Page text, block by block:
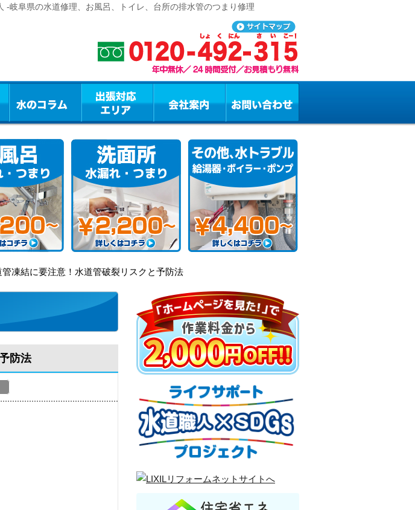
岐阜県の水道修理、お風呂、トイレ、台所の排水管のつまり修理
凍結に要注意！水道管破裂リスクと予防法
防法